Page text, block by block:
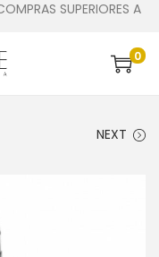
SUPERIORES A
0
NEXT